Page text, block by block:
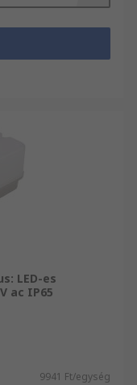
LED-es
ac IP65
9941 Ft/egység